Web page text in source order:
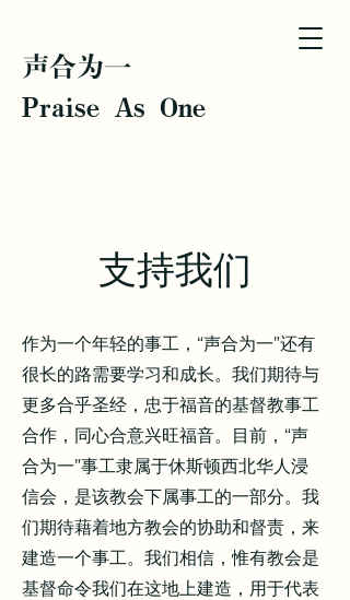
声合为一
Praise As One
支持我们
作为一个年轻的事工，“声合为一”还有
很长的路需要学习和成长。我们期待与
更多合乎圣经，忠于福音的基督教事工
合作，同心合意兴旺福音。目前，“声
合为一”事工隶属于休斯顿西北华人浸
信会，是该教会下属事工的一部分。我
们期待藉着地方教会的协助和督责，来
建造一个事工。我们相信，惟有教会是
基督命令我们在这地上建造，用于代表